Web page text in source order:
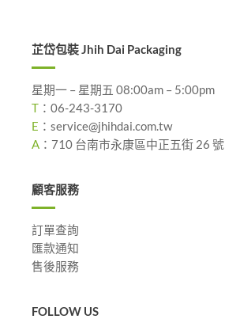
芷岱包裝 Jhih Dai Packaging
星期一 – 星期五 08:00am – 5:00pm
T ： 06-243-3170
E ： service@jhihdai.com.tw
A ： 710 台南市永康區中正五街 26 號
顧客服務
訂單查詢
匯款通知
售後服務
FOLLOW US